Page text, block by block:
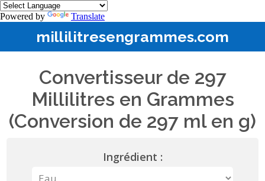
Powered by Translate
millilitresengrammes.com
Convertisseur de 297
Millilitres en Grammes
(Conversion de 297 ml en g)
Ingrédient :